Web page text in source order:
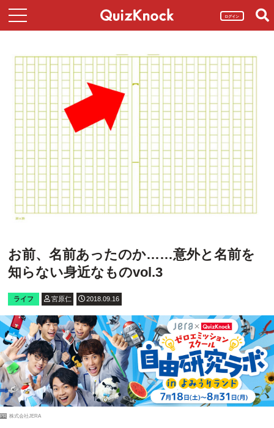
ログイン
お前、名前あったのか……意外と名前を
知らない身近なものvol.3
ライフ 宮原仁 2018.09.16
PR 株式会社JERA